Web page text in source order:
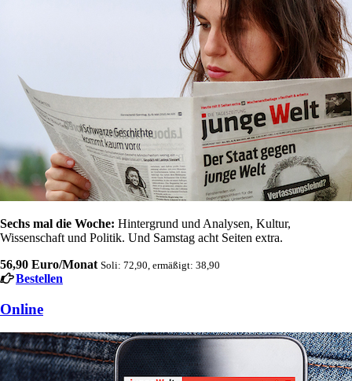
Sechs mal die Woche: Hintergrund und Analysen, Kultur,
Wissenschaft und Politik. Und Samstag acht Seiten extra.
56,90 Euro/Monat Soli: 72,90, ermäßigt: 38,90
Bestellen
Online